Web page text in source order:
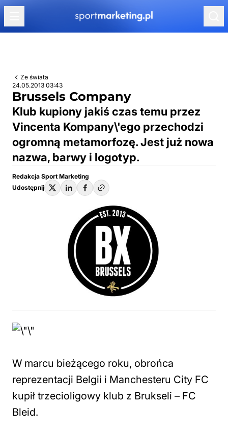
Przejdź do treści
Ze świata
24.05.2013 03:43
Brussels Company
Klub kupiony jakiś czas temu przez
Vincenta Kompany\'ego przechodzi
ogromną metamorfozę. Jest już nowa
nazwa, barwy i logotyp.
Redakcja Sport Marketing
Udostępnij
W marcu bieżącego roku, obrońca
reprezentacji Belgii i Manchesteru City FC
kupił trzecioligowy klub z Brukseli – FC
Bleid.